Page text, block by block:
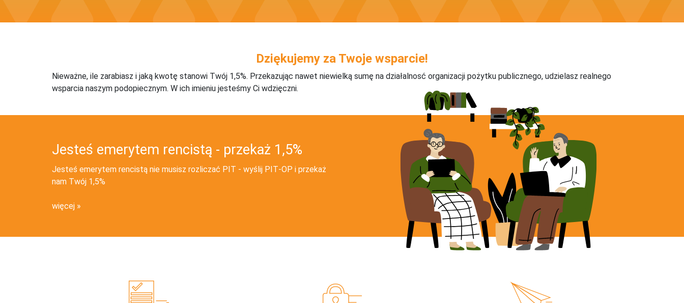
Dziękujemy za Twoje wsparcie!
Nieważne, ile zarabiasz i jaką kwotę stanowi Twój 1,5%. Przekazując nawet niewielką sumę na działalnosć organizacji pożytku publicznego, udzielasz realnego
wsparcia naszym podopiecznym. W ich imieniu jesteśmy Ci wdzięczni.
Jesteś emerytem rencistą - przekaż 1,5%
Jesteś emerytem rencistą nie musisz rozliczać PIT - wyślij PIT‑OP i przekaż
nam Twój 1,5%
więcej